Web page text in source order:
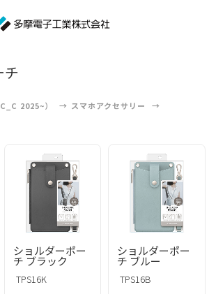
チ
2025~）
スマホアクセサリー
ショルダーポー
チ ブラック
TPS16K
ショルダーポー
チ ブルー
TPS16B